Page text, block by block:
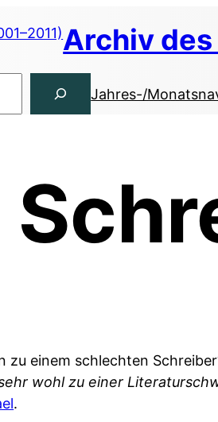
Archiv
Jahres-/
zu einem schlechten
wohl zu einer
.